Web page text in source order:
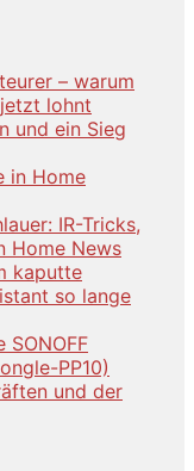
– warum
lohnt
und ein Sieg
in Home
IR-Tricks,
Home News
kaputte
so lange
SONOFF
PP10)
und der